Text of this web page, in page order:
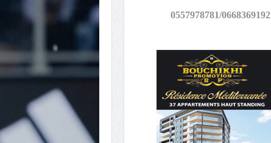
0557978781/0668369192